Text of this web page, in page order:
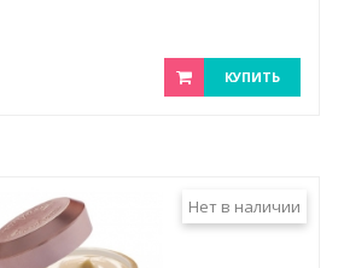
КУПИТЬ
Нет в наличии